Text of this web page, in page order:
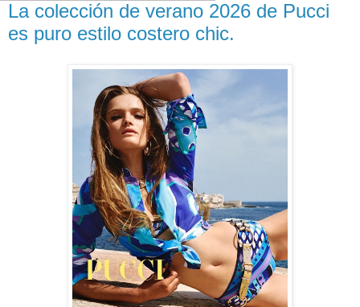
La colección de verano 2026 de Pucci
es puro estilo costero chic.